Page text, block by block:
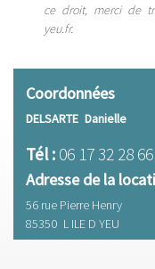
ce droit, merci de
yeu.fr.
Coordonnées
DELSARTE Danielle
Tél : 06 17 32 28 66
Adresse de la
56 rue Pierre Henry
85350 L ILE D YEU